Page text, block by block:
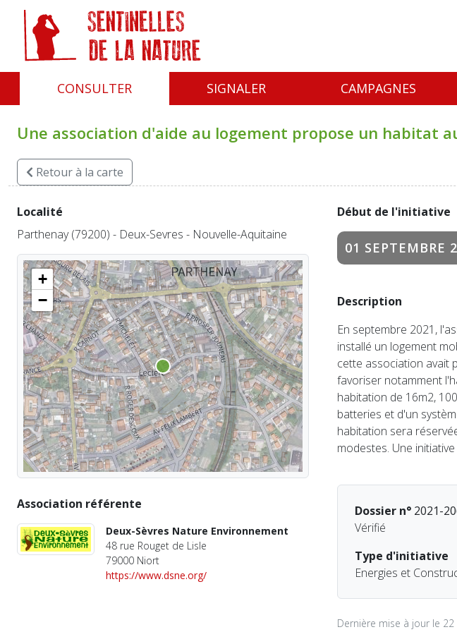
CONSULTER SIGNALER CAMPAGNES
Une association d'aide au logement propose un habitat
Retourà la carte
Début de l'initiative
01 SEPTEMBRE
Description
En septembre 2021,
installé un logement
cette association avait
favoriser notamment
habitation de 16m2,
batteries et d'un
habitation sera
modestes. Une
Dossier n°2021-
Vérifié
Type d'initiative
Energies et
Dernière mise à jour le
Localité
Parthenay (79200) - Deux-Sevres - Nouvelle-Aquitaine
+
−
Association référente
Deux-Sèvres Nature Environnement
48 rue Rouget de Lisle
79000 Niort
https://www.dsne.org/
Panneau de gestion des cookies